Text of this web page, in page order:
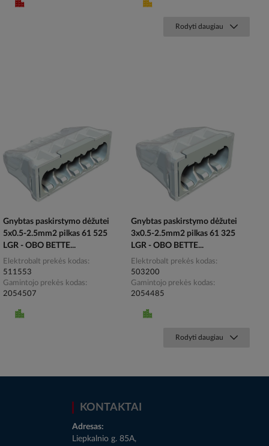
Rodyti daugiau
Gnybtas paskirstymo dėžutei
5x0.5-2.5mm2 pilkas 61 525
LGR - OBO BETTE...
Elektrobalt prekės kodas
511553
Gamintojo prekės kodas
2054507
Gnybtas paskirstymo dėžutei
3x0.5-2.5mm2 pilkas 61 325
LGR - OBO BETTE...
Elektrobalt prekės kodas
503200
Gamintojo prekės kodas
2054485
Rodyti daugiau
KONTAKTAI
Adresas:
Liepkalnio g. 85A,